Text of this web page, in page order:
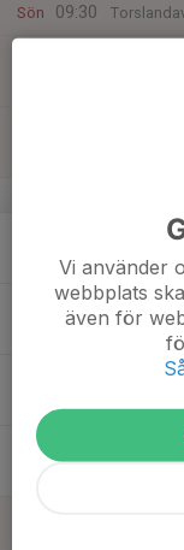
Sön
09:30
19
Vi använder
webbplats
även för